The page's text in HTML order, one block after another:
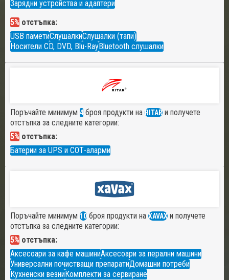
Зарядни устройства и адаптери
5% отстъпка:
USB паметиСлушалкиСлушалки (тапи)
Носители CD, DVD, Blu-RayBluetooth слушалки
Поръчайте минимум 4 броя продукти на RITAR и получете
отстъпка за следните категории:
5% отстъпка:
Батерии за UPS и СОТ-аларми
Поръчайте минимум 10 броя продукти на XAVAX и получете
отстъпка за следните категории:
5% отстъпка:
Аксесоари за кафе машиниАксесоари за перални машини
Универсални почистващи препаратиДомашни потреби
Кухненски везниКомплекти за сервиране